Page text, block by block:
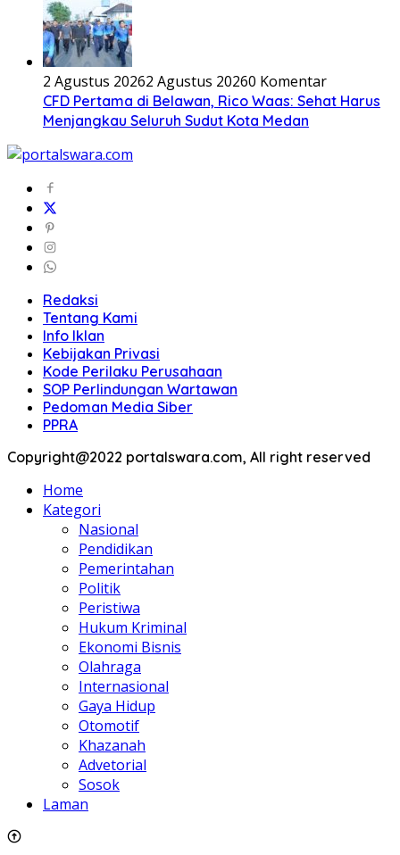
2 Agustus 20262 Agustus 20260 Komentar
CFD Pertama di Belawan, Rico Waas: Sehat Harus
Menjangkau Seluruh Sudut Kota Medan
Redaksi
Tentang Kami
Info Iklan
Kebijakan Privasi
Kode Perilaku Perusahaan
SOP Perlindungan Wartawan
Pedoman Media Siber
PPRA
Copyright@2022 portalswara.com, All right reserved
Home
Kategori
Nasional
Pendidikan
Pemerintahan
Politik
Peristiwa
Hukum Kriminal
Ekonomi Bisnis
Olahraga
Internasional
Gaya Hidup
Otomotif
Khazanah
Advetorial
Sosok
Laman